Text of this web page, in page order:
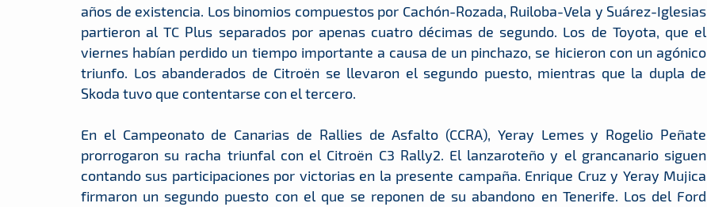
años de existencia. Los binomios compuestos por Cachón-Rozada, Ruiloba-Vela y Suárez-Iglesias
partieron al TC Plus separados por apenas cuatro décimas de segundo. Los de Toyota, que el
viernes habían perdido un tiempo importante a causa de un pinchazo, se hicieron con un agónico
triunfo. Los abanderados de Citroën se llevaron el segundo puesto, mientras que la dupla de
Skoda tuvo que contentarse con el tercero.
En el Campeonato de Canarias de Rallies de Asfalto (CCRA), Yeray Lemes y Rogelio Peñate
prorrogaron su racha triunfal con el Citroën C3 Rally2. El lanzaroteño y el grancanario siguen
contando sus participaciones por victorias en la presente campaña. Enrique Cruz y Yeray Mujica
firmaron un segundo puesto con el que se reponen de su abandono en Tenerife. Los del Ford